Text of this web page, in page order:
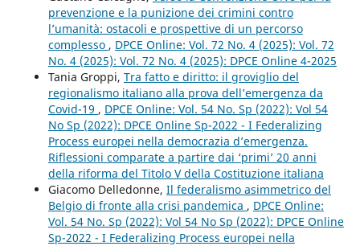
prevenzione e la punizione dei crimini contro
l’umanità: ostacoli e prospettive di un percorso
complesso , DPCE Online: Vol. 72 No. 4 (2025): Vol. 72
No. 4 (2025): Vol. 72 No. 4 (2025): DPCE Online 4-2025
Tania Groppi, Tra fatto e diritto: il groviglio del
regionalismo italiano alla prova dell’emergenza da
Covid-19 , DPCE Online: Vol. 54 No. Sp (2022): Vol 54
No Sp (2022): DPCE Online Sp-2022 - I Federalizing
Process europei nella democrazia d’emergenza.
Riflessioni comparate a partire dai ‘primi’ 20 anni
della riforma del Titolo V della Costituzione italiana
Giacomo Delledonne, Il federalismo asimmetrico del
Belgio di fronte alla crisi pandemica , DPCE Online:
Vol. 54 No. Sp (2022): Vol 54 No Sp (2022): DPCE Online
Sp-2022 - I Federalizing Process europei nella